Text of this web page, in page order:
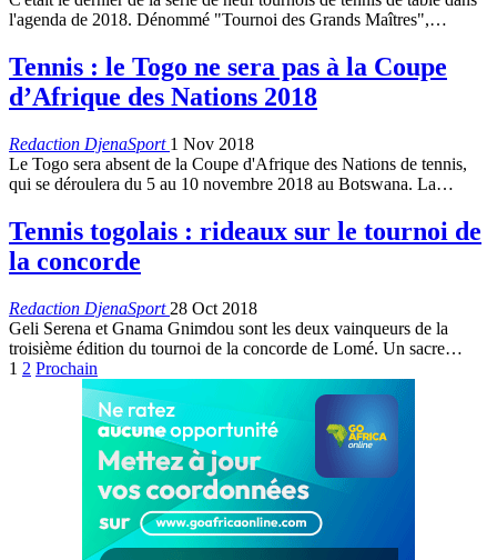
l'agenda de 2018. Dénommé "Tournoi des Grands Maîtres",…
Tennis : le Togo ne sera pas à la Coupe
d’Afrique des Nations 2018
Redaction DjenaSport 1 Nov 2018
Le Togo sera absent de la Coupe d'Afrique des Nations de tennis,
qui se déroulera du 5 au 10 novembre 2018 au Botswana. La…
Tennis togolais : rideaux sur le tournoi de
la concorde
Redaction DjenaSport 28 Oct 2018
Geli Serena et Gnama Gnimdou sont les deux vainqueurs de la
troisième édition du tournoi de la concorde de Lomé. Un sacre…
1 2 Prochain